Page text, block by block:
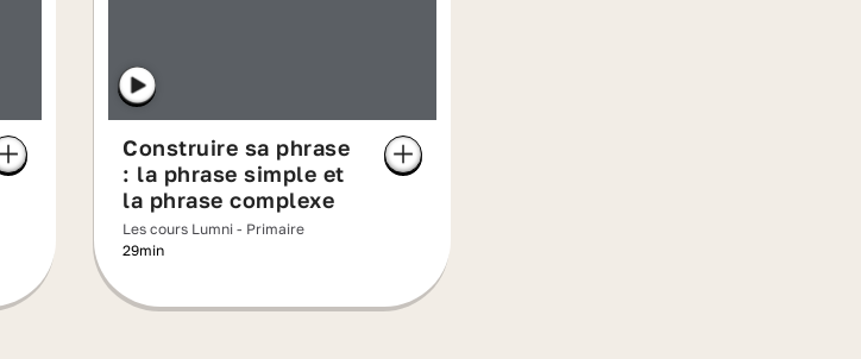
Construire sa phrase
: la phrase simple et
la phrase complexe
Les cours Lumni - Primaire
29min